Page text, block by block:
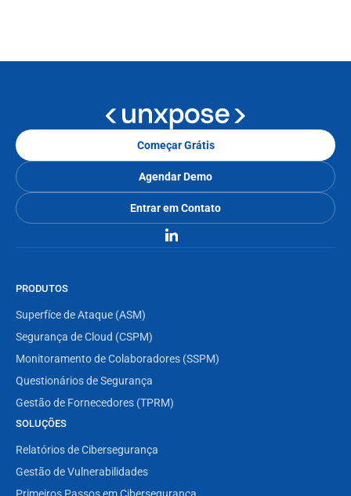
Começar Grátis
Agendar Demo
Entrar em Contato
PRODUTOS
Superfíce de Ataque (ASM)
Segurança de Cloud (CSPM)
Monitoramento de Colaboradores (SSPM)
Questionários de Segurança
Gestão de Fornecedores (TPRM)
SOLUÇÕES
Relatórios de Cibersegurança
Gestão de Vulnerabilidades